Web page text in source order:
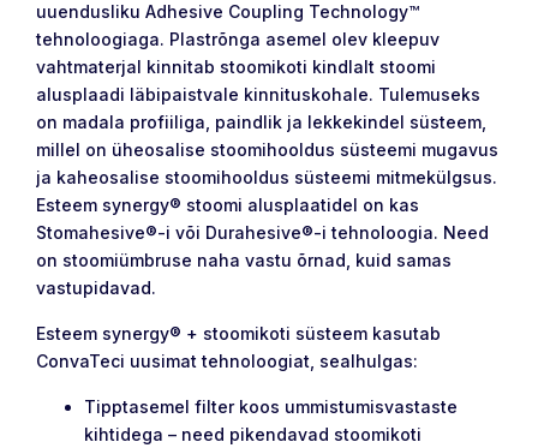
uuendusliku Adhesive Coupling Technology™
tehnoloogiaga. Plastrõnga asemel olev kleepuv
vahtmaterjal kinnitab stoomikoti kindlalt stoomi
alusplaadi läbipaistvale kinnituskohale. Tulemuseks
on madala profiiliga, paindlik ja lekkekindel süsteem,
millel on üheosalise stoomihooldus süsteemi mugavus
ja kaheosalise stoomihooldus süsteemi mitmekülgsus.
Esteem synergy® stoomi alusplaatidel on kas
Stomahesive®-i või Durahesive®-i tehnoloogia. Need
on stoomiümbruse naha vastu õrnad, kuid samas
vastupidavad.
Esteem synergy® + stoomikoti süsteem kasutab
ConvaTeci uusimat tehnoloogiat, sealhulgas:
Tipptasemel filter koos ummistumisvastaste
kihtidega – need pikendavad stoomikoti